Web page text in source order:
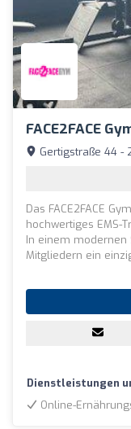
FACE2FACE
Gertigstraße 44 -
Das FACE2FACE
hochwertiges EMS-
In einem modernen
Mitgliedern ein
Dienstleistungen
Online-